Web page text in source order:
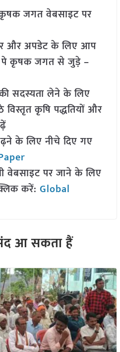
जगत वेबसाइट पर
और अपडेट के लिए आप
पे कृषक जगत से जुड़े –
सदस्यता लेने के लिए
कृषि पद्धतियों और
के लिए नीचे दिए गए
पर जाने के लिए
करें: Global
आ सकता हैं